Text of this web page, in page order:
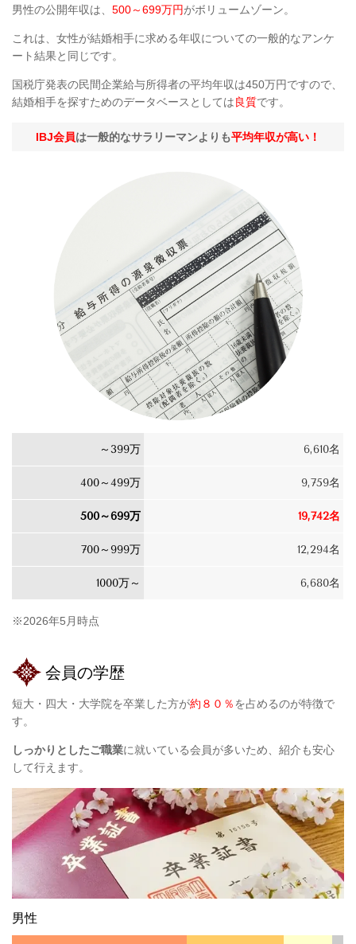
男性の公開年収は、 500～699万円がボリュームゾーン。
これは、女性が結婚相手に求める年収についての一般的なアンケ
ート結果と同じです。
国税庁発表の民間企業給与所得者の平均年収は450万円ですので、
結婚相手を探すためのデータベースとしては良質です。
IBJ会員は一般的なサラリーマンよりも平均年収が高い！
～399万 6,610名
400～499万 9,759名
500～699万 19,742名
700～999万 12,294名
1000万～ 6,680名
※2026年5月時点
会員の学歴
短大・四大・大学院を卒業した方が約８０％を占めるのが特徴で
す。
しっかりとしたご職業に就いている会員が多いため、紹介も安心
して行えます。
男性